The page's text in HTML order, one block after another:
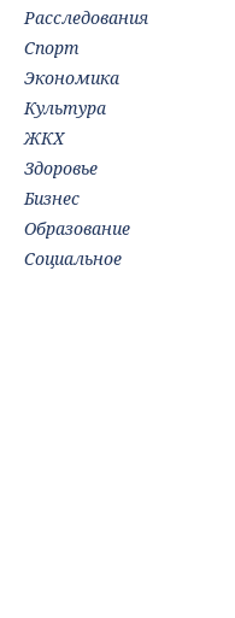
Расследования
Спорт
Экономика
Культура
ЖКХ
Здоровье
Бизнес
Образование
Социальное